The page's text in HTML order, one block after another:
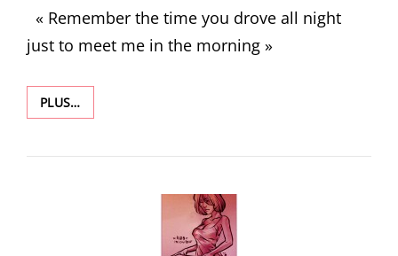
« Remember the time you drove all night
just to meet me in the morning »
PLUS…1236